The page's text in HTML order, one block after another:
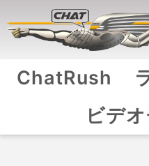
ChatRush
ビデ